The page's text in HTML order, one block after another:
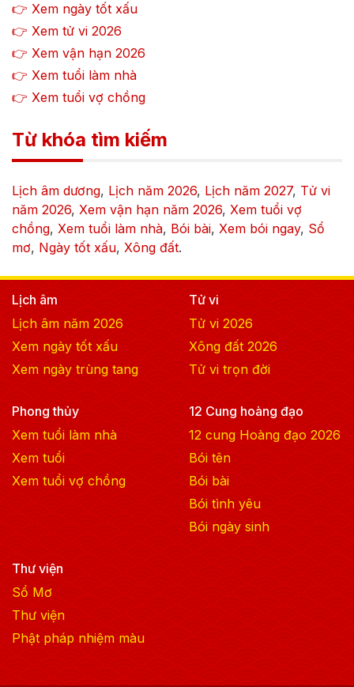
👉 Xem ngày tốt xấu
👉 Xem tử vi 2026
👉 Xem vận hạn 2026
👉 Xem tuổi làm nhà
👉 Xem tuổi vợ chồng
Từ khóa tìm kiếm
Lịch âm dương, Lịch năm 2026, Lịch năm 2027, Tử vi
năm 2026, Xem vận hạn năm 2026, Xem tuổi vợ
chồng, Xem tuổi làm nhà, Bói bài, Xem bói ngay, Sổ
mơ, Ngày tốt xấu, Xông đất.
Lịch âm
Lịch âm năm 2026
Xem ngày tốt xấu
Xem ngày trùng tang
Tử vi
Tử vi 2026
Xông đất 2026
Tử vi trọn đời
Phong thủy
Xem tuổi làm nhà
Xem tuổi
Xem tuổi vợ chồng
12 Cung hoàng đạo
12 cung Hoàng đạo 2026
Bói tên
Bói bài
Bói tình yêu
Bói ngày sinh
Thư viện
Sổ Mơ
Thư viện
Phật pháp nhiệm màu